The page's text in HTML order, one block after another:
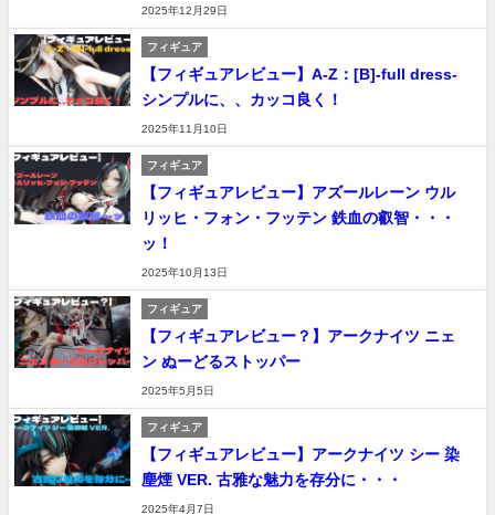
2025年12月29日
フィギュア
【フィギュアレビュー】A-Z：[B]-full dress-
シンプルに、、カッコ良く！
2025年11月10日
フィギュア
【フィギュアレビュー】アズールレーン ウル
リッヒ・フォン・フッテン 鉄血の叡智・・・
ッ！
2025年10月13日
フィギュア
【フィギュアレビュー？】アークナイツ ニェ
ン ぬーどるストッパー
2025年5月5日
フィギュア
【フィギュアレビュー】アークナイツ シー 染
塵煙 VER. 古雅な魅力を存分に・・・
2025年4月7日